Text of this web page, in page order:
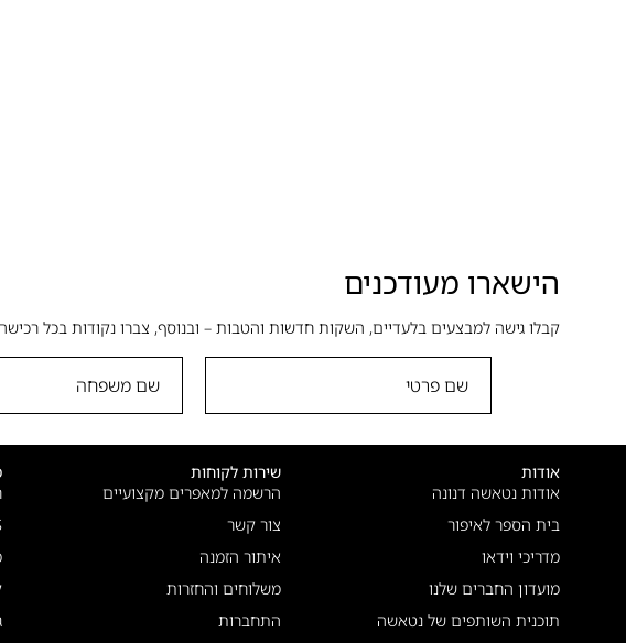
הישארו מעודכנים
קבלו גישה למבצעים בלעדיים, השקות חדשות והטבות – ובנוסף, צברו נקודות בכל
אודות
אודות נטאשה דנונה
בית הספר לאיפור
מדריכי וידאו
מועדון החברים שלנו
תוכנית השותפים של נטאשה
שירות לקוחות
הרשמה למאפרים מקצועיים
צור קשר
איתור הזמנה
משלוחים והחזרות
התחברות